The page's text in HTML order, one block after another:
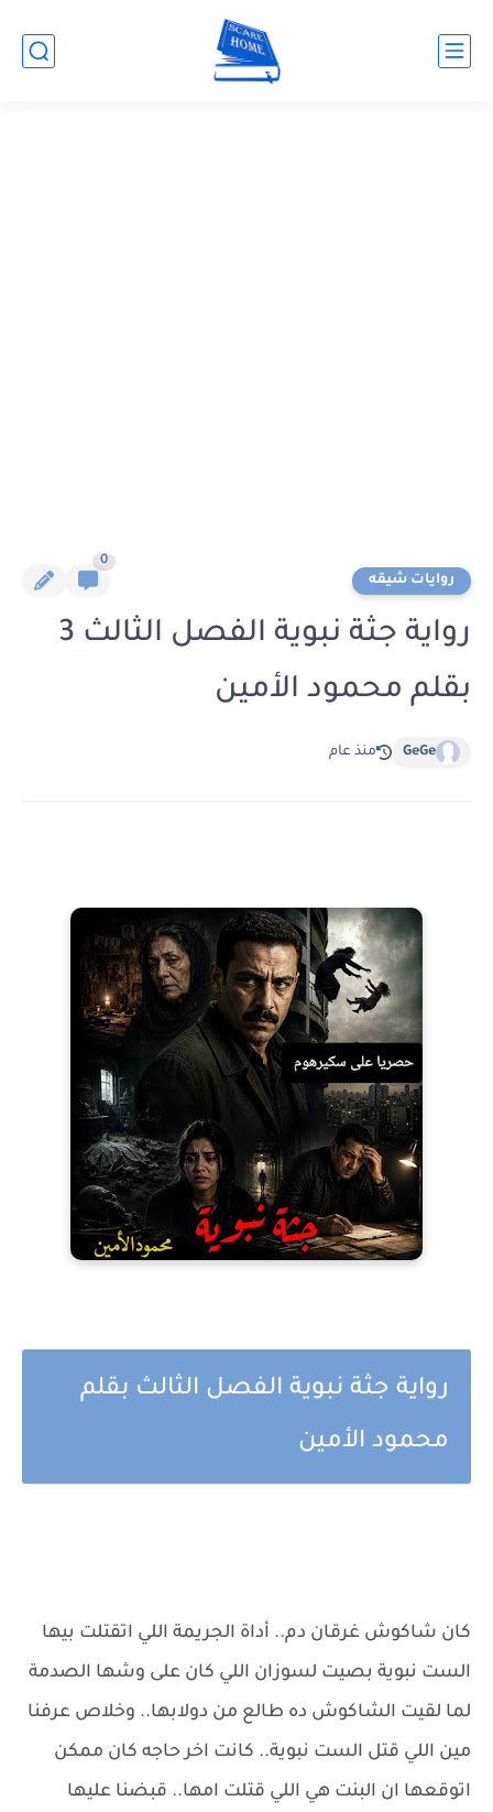
روايات شيقه
0
رواية جثة نبوية الفصل الثالث 3
بقلم محمود الأمين
GeGe منذ عام
رواية جثة نبوية الفصل الثالث بقلم
محمود الأمين
كان شاكوش غرقان دم.. أداة الجريمة اللي اتقتلت بيها
الست نبوية بصيت لسوزان اللي كان على وشها الصدمة
لما لقيت الشاكوش ده طالع من دولابها.. وخلاص عرفنا
مين اللي قتل الست نبوية.. كانت اخر حاجه كان ممكن
اتوقعها ان البنت هي اللي قتلت امها.. قبضنا عليها